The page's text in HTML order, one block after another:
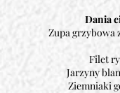
Dania
Zupa grzybowa
Filet
Jarzyny
Ziemniaki